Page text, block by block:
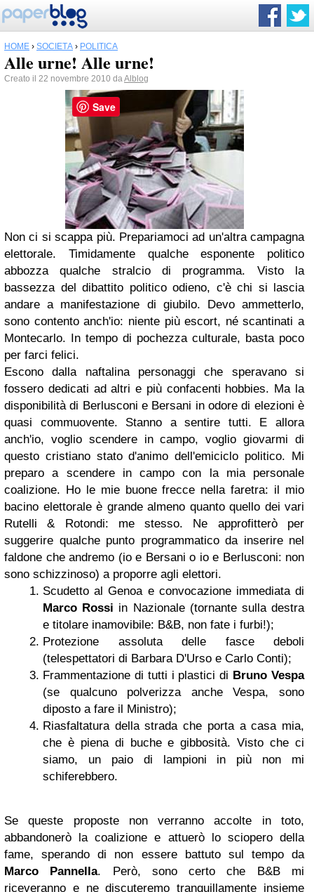
HOME › SOCIETÀ › POLITICA
Alle urne! Alle urne!
Creato il 22 novembre 2010 daAlblog
Non ci si scappa più. Prepariamoci ad un'altra campagna
elettorale. Timidamente qualche esponente politico
abbozza qualche stralcio di programma. Visto la
bassezza del dibattito politico odieno, c'è chi si lascia
andare a manifestazione di giubilo. Devo ammetterlo,
sono contento anch'io: niente più escort, né scantinati a
Montecarlo. In tempo di pochezza culturale, basta poco
per farci felici.
Escono dalla naftalina personaggi che speravano si
fossero dedicati ad altri e più confacenti hobbies. Ma la
disponibilità di Berlusconi e Bersani in odore di elezioni è
quasi commuovente. Stanno a sentire tutti. E allora
anch'io, voglio scendere in campo, voglio giovarmi di
questo cristiano stato d'animo dell'emiciclo politico. Mi
preparo a scendere in campo con la mia personale
coalizione. Ho le mie buone frecce nella faretra: il mio
bacino elettorale è grande almeno quanto quello dei vari
Rutelli & Rotondi: me stesso. Ne approfitterò per
suggerire qualche punto programmatico da inserire nel
faldone che andremo (io e Bersani o io e Berlusconi: non
sono schizzinoso) a proporre agli elettori.
Scudetto al Genoa e convocazione immediata di
Marco Rossi in Nazionale (tornante sulla destra
e titolare inamovibile: B&B, non fate i furbi!);
Protezione assoluta delle fasce deboli
(telespettatori di Barbara D'Urso e Carlo Conti);
Frammentazione di tutti i plastici di Bruno Vespa
(se qualcuno polverizza anche Vespa, sono
diposto a fare il Ministro);
Riasfaltatura della strada che porta a casa mia,
che è piena di buche e gibbosità. Visto che ci
siamo, un paio di lampioni in più non mi
schiferebbero.
Se queste proposte non verranno accolte in toto,
abbandonerò la coalizione e attuerò lo sciopero della
fame, sperando di non essere battuto sul tempo da
Marco Pannella. Però, sono certo che B&B mi
riceveranno e ne discuteremo tranquillamente insieme
Save